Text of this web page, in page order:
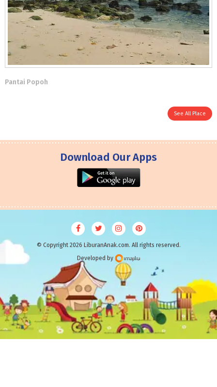
Pantai Popoh
See All Place
Download Our Apps
© Copyright 2026 LiburanAnak.com. All rights reserved.
Developed by